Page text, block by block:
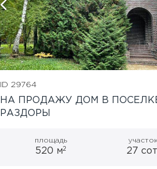
ID 29764
НА ПРОДАЖУ ДОМ В
РАЗДОРЫ
площадь
520 м2
участок
27